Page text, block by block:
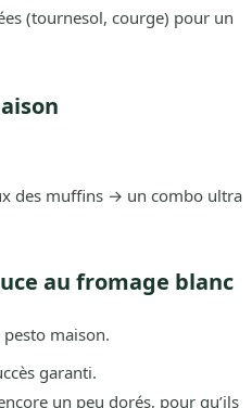
(tournesol, courge) pour un
des muffins → un combo ultra
au fromage blanc
maison.
garanti.
un peu dorés, pour qu’ils